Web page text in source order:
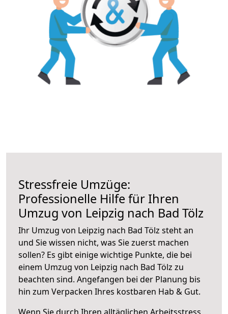
Stressfreie Umzüge:
Professionelle Hilfe für Ihren
Umzug von Leipzig nach Bad Tölz
Ihr Umzug von Leipzig nach Bad Tölz steht an
und Sie wissen nicht, was Sie zuerst machen
sollen? Es gibt einige wichtige Punkte, die bei
einem Umzug von Leipzig nach Bad Tölz zu
beachten sind. Angefangen bei der Planung bis
hin zum Verpacken Ihres kostbaren Hab & Gut.